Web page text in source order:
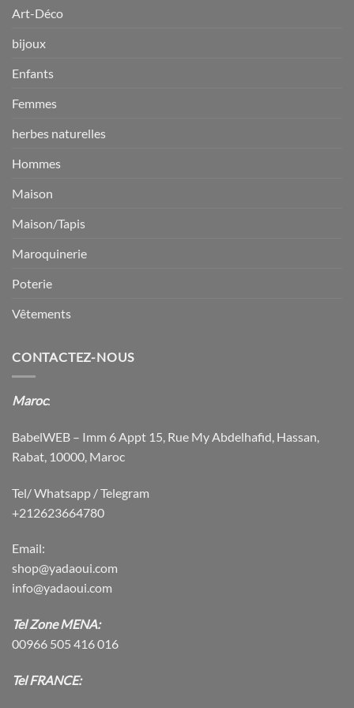
Art-Déco
bijoux
Enfants
Femmes
herbes naturelles
Hommes
Maison
Maison/Tapis
Maroquinerie
Poterie
Vêtements
CONTACTEZ-NOUS
Maroc:
BabelWEB – Imm 6 Appt 15, Rue My Abdelhafid, Hassan,
Rabat, 10000, Maroc
Tel/ Whatsapp / Telegram
+212623664780
Email:
shop@yadaoui.com
info@yadaoui.com
Tel Zone MENA:
00966 505 416 016
Tel FRANCE: